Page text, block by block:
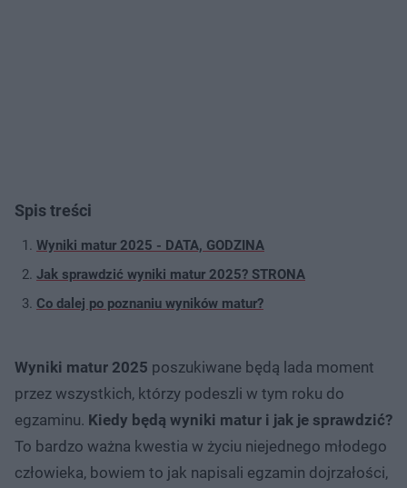
Spis treści
Wyniki matur 2025 - DATA, GODZINA
Jak sprawdzić wyniki matur 2025? STRONA
Co dalej po poznaniu wyników matur?
Wyniki matur 2025 poszukiwane będą lada moment
przez wszystkich, którzy podeszli w tym roku do
egzaminu. Kiedy będą wyniki matur i jak je sprawdzić?
To bardzo ważna kwestia w życiu niejednego młodego
człowieka, bowiem to jak napisali egzamin dojrzałości,